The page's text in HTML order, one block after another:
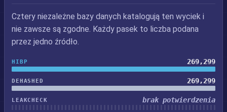
Cztery niezależne bazy danych katalogują ten wyciek i
nie zawsze są zgodne. Każdy pasek to liczba podana
przez jedno źródło.
HIBP 269,299
DEHASHED 269,299
LEAKCHECK brak potwierdzenia